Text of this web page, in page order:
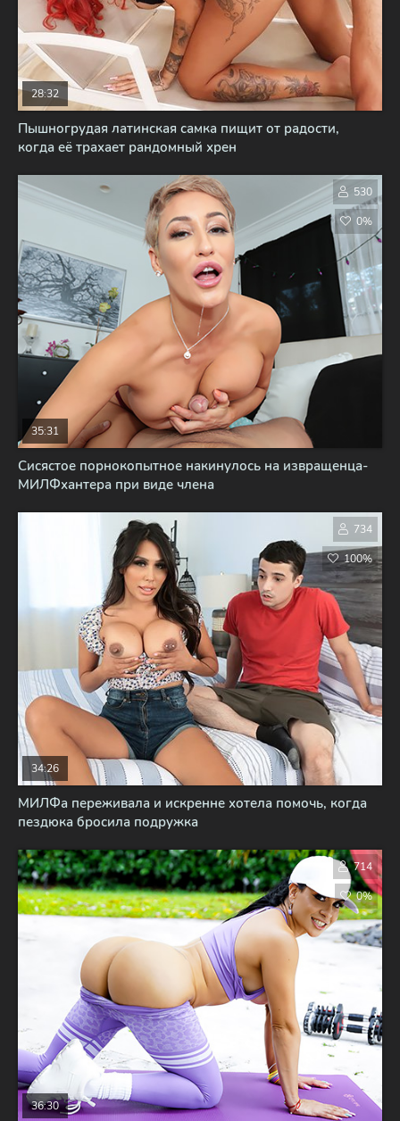
Пышногрудая латинская самка пищит от радости,
когда её трахает рандомный хрен
28:32
Сисястое порнокопытное накинулось на извращенца-
МИЛФхантера при виде члена
35:31
530
0%
МИЛФа переживала и искренне хотела помочь, когда
пездюка бросила подружка
34:26
734
100%
36:30
714
0%